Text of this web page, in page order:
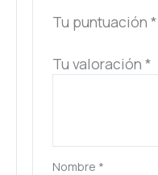
Tu puntuación*
Tu valoración*
Nombre *